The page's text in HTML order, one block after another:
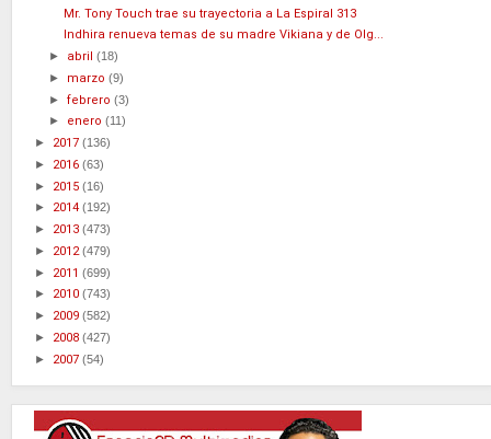
Mr. Tony Touch trae su trayectoria a La Espiral 313
Indhira renueva temas de su madre Vikiana y de Olg...
► abril(18)
► marzo(9)
►febrero(3)
► enero(11)
► 2017 (136)
► 2016 (63)
► 2015 (16)
► 2014 (192)
► 2013 (473)
► 2012(479)
► 2011 (699)
► 2010 (743)
► 2009 (582)
► 2008 (427)
► 2007 (54)